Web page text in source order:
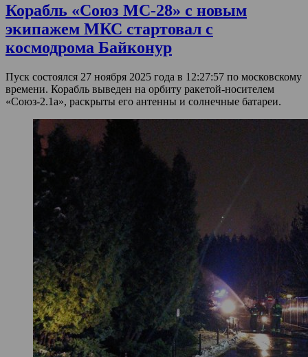
Корабль «Союз МС-28» с новым
экипажем МКС стартовал с
космодрома Байконур
Пуск состоялся 27 ноября 2025 года в 12:27:57 по московскому
времени. Корабль выведен на орбиту ракетой-носителем
«Союз-2.1а», раскрыты его антенны и солнечные батареи.